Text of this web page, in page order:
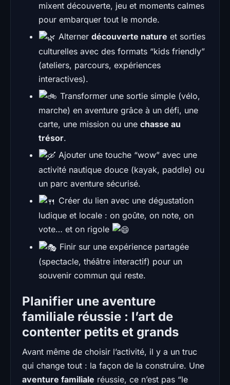
mixent découverte, jeu et moments calmes
pour embarquer tout le monde.
Alternerdécouverte nature et sorties
culturelles avec des formats “kids friendly”
(ateliers, parcours, expériences
interactives).
Transformer une sortie simple (vélo,
marche) en aventure grâce à un défi, une
carte, une mission ou une chasse au
trésor.
Ajouter une touche “wow” avec une
activité nautique douce (kayak, paddle) ou
un parc aventure sécurisé.
Créer du lien avec une dégustation
ludique et locale : on goûte, on note, on
vote… et on rigole
Finir sur une expérience partagée
(spectacle, théâtre interactif) pour un
souvenir commun qui reste.
Planifier une aventure
familiale réussie : l’art de
contenter petits et grands
Avant même de choisir l’activité, il y a un truc
qui change tout : la façon de la construire. Une
aventure familiale réussie, ce n’est pas “le